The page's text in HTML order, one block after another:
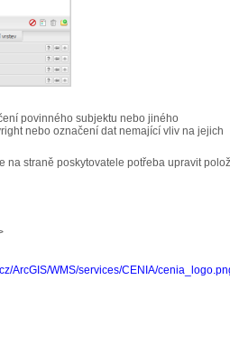
povinného subjektu nebo jiného
nebo označení dat nemající vliv na jejich
na straně poskytovatele potřeba upravit
ArcGIS/WMS/services/CENIA/